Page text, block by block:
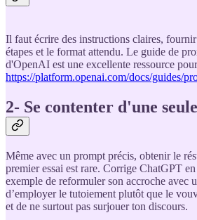
Il faut écrire des instructions claires,
étapes et le format attendu. Le guide de
d'OpenAI est une excellente ressource
https://platform.openai.com/docs/guides/
2- Se contenter d'une
Même avec un prompt précis, obtenir le
premier essai est rare. Corrige ChatGPT
exemple de reformuler son accroche avec
d’employer le tutoiement plutôt que le
et de ne surtout pas surjouer ton discours.